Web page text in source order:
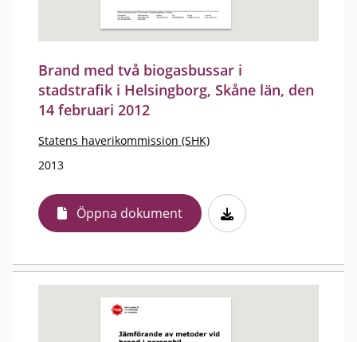
Brand med två biogasbussar i
stadstrafik i Helsingborg, Skåne län, den
14 februari 2012
Statens haverikommission (SHK)
2013
Öppna dokument